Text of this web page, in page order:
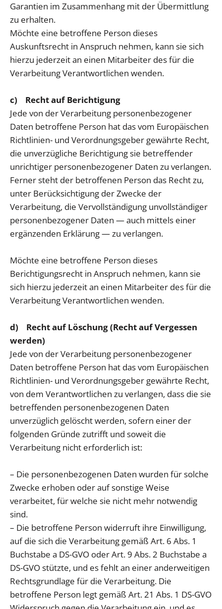
Garantien im Zusammenhang mit der Übermittlung
zu erhalten.
Möchte eine betroffene Person dieses
Auskunftsrecht in Anspruch nehmen, kann sie sich
hierzu jederzeit an einen Mitarbeiter des für die
Verarbeitung Verantwortlichen wenden.
c) Recht auf Berichtigung
Jede von der Verarbeitung personenbezogener
Daten betroffene Person hat das vom Europäischen
Richtlinien- und Verordnungsgeber gewährte Recht,
die unverzügliche Berichtigung sie betreffender
unrichtiger personenbezogener Daten zu verlangen.
Ferner steht der betroffenen Person das Recht zu,
unter Berücksichtigung der Zwecke der
Verarbeitung, die Vervollständigung unvollständiger
personenbezogener Daten — auch mittels einer
ergänzenden Erklärung — zu verlangen.
Möchte eine betroffene Person dieses
Berichtigungsrecht in Anspruch nehmen, kann sie
sich hierzu jederzeit an einen Mitarbeiter des für die
Verarbeitung Verantwortlichen wenden.
d) Recht auf Löschung (Recht auf Vergessen
werden)
Jede von der Verarbeitung personenbezogener
Daten betroffene Person hat das vom Europäischen
Richtlinien- und Verordnungsgeber gewährte Recht,
von dem Verantwortlichen zu verlangen, dass die sie
betreffenden personenbezogenen Daten
unverzüglich gelöscht werden, sofern einer der
folgenden Gründe zutrifft und soweit die
Verarbeitung nicht erforderlich ist:
– Die personenbezogenen Daten wurden für solche
Zwecke erhoben oder auf sonstige Weise
verarbeitet, für welche sie nicht mehr notwendig
sind.
– Die betroffene Person widerruft ihre Einwilligung,
auf die sich die Verarbeitung gemäß Art. 6 Abs. 1
Buchstabe a DS-GVO oder Art. 9 Abs. 2 Buchstabe a
DS-GVO stützte, und es fehlt an einer anderweitigen
Rechtsgrundlage für die Verarbeitung. Die
betroffene Person legt gemäß Art. 21 Abs. 1 DS-GVO